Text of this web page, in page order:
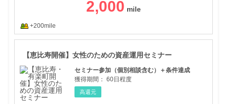
2,000
+200mile
【恵比寿開催】女性のための資産運用セミナー
セミナー参加（個別相談含む）＋条件達成
獲得期間： 60日程度
高還元